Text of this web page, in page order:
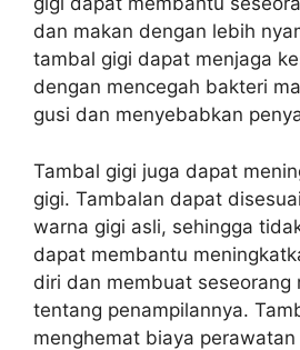
dan makan dengan lebih
tambal gigi dapat menjaga
dengan mencegah bakteri
gusi dan menyebabkan
Tambal gigi juga dapat
gigi. Tambalan dapat
warna gigi asli, sehingga
dapat membantu
diri dan membuat seseorang
tentang penampilannya.
menghemat biaya